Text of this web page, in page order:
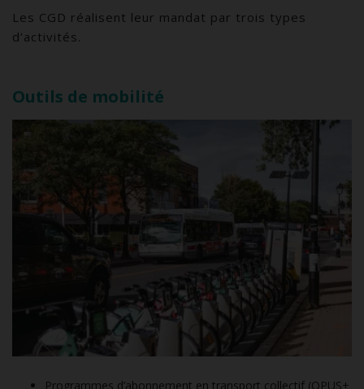
Les CGD réalisent leur mandat par trois types
d’activités.
Outils de mobilité
Programmes d’abonnement en transport collectif (OPUS+